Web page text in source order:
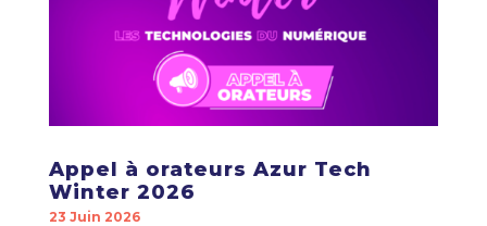
Appel à orateurs Azur Tech
Winter 2026
23 Juin 2026